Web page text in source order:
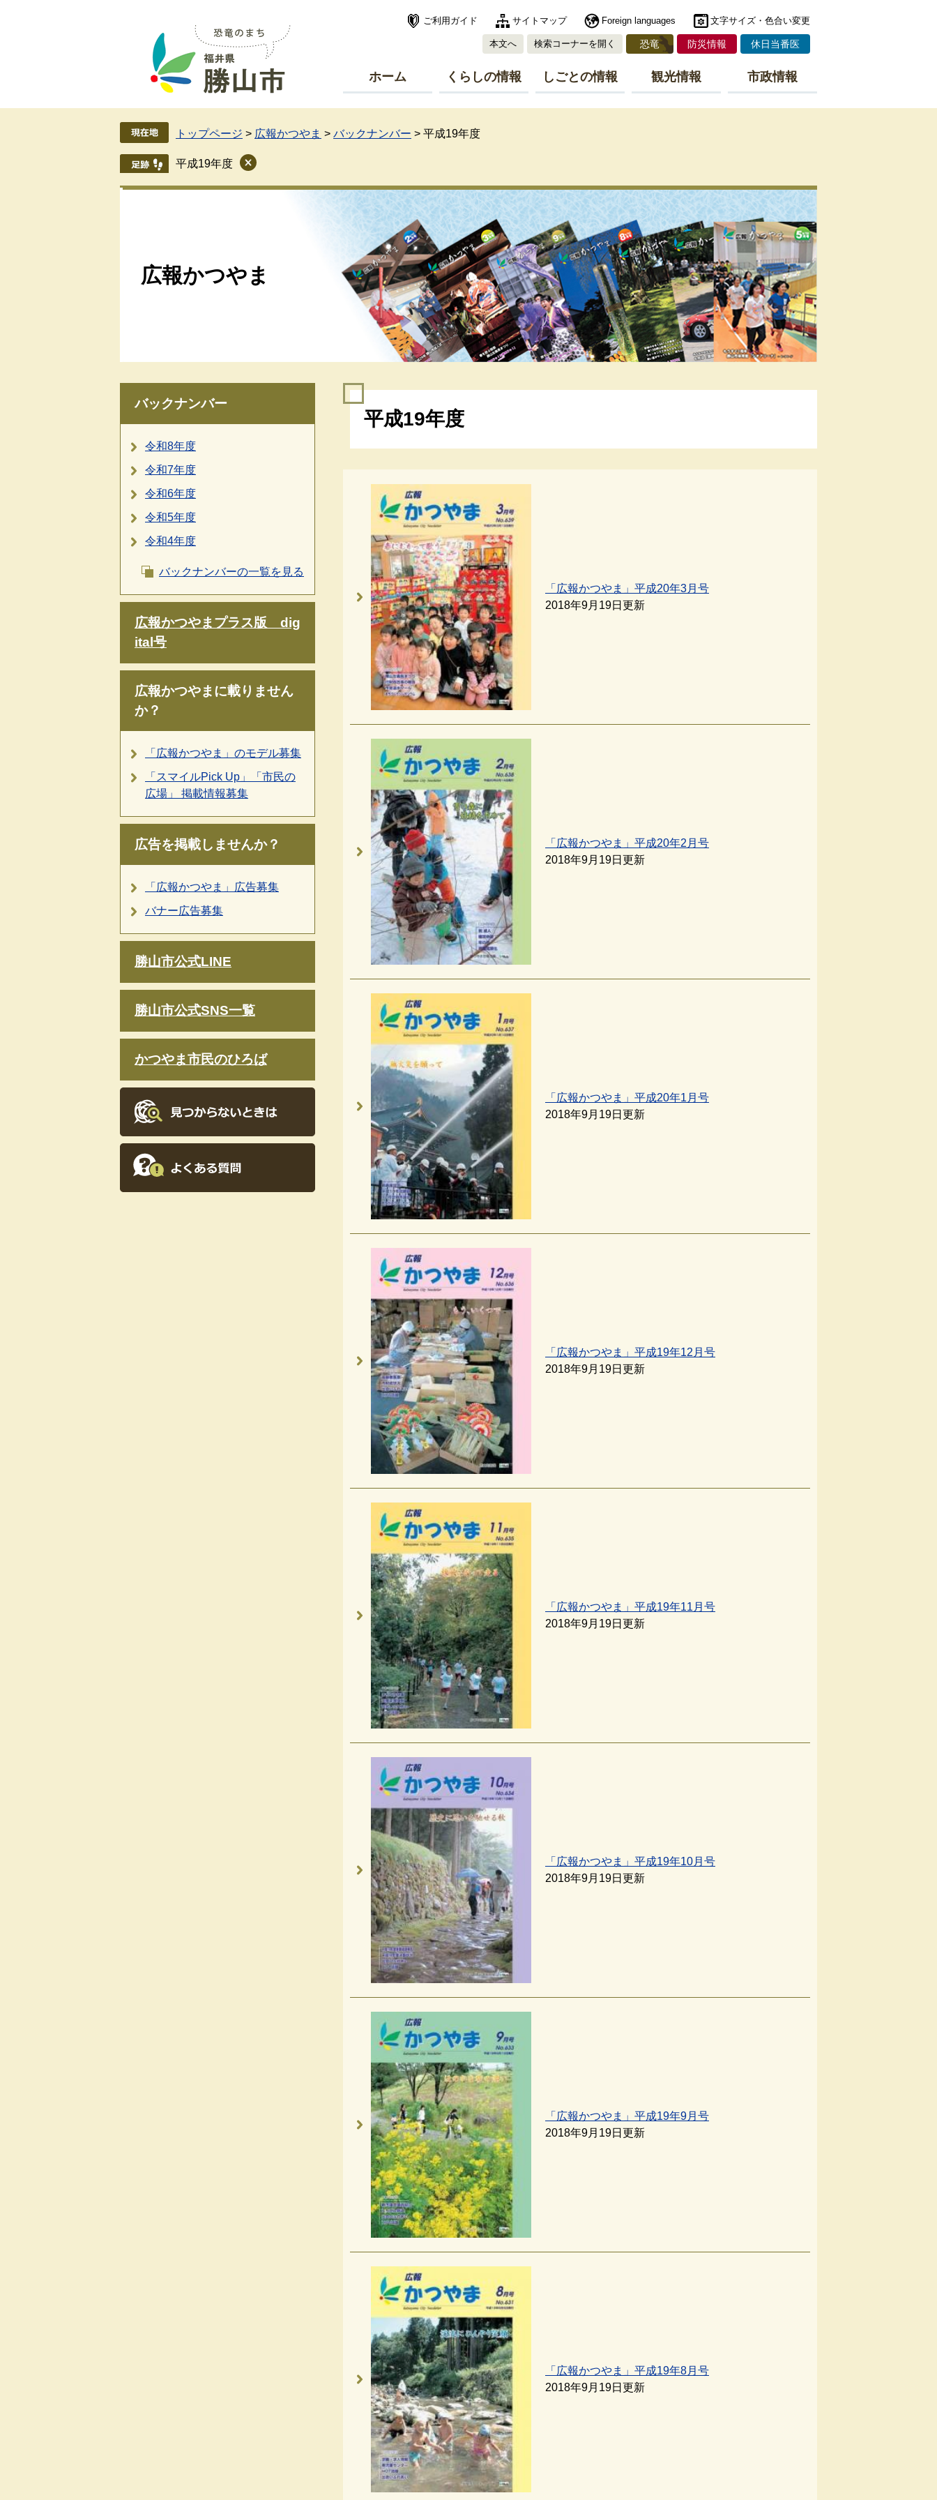
で
ば
ご利用ガイド サイトマップ Foreign languages 文字サイズ・色合い変更
本文へ 検索コーナーを開く 恐竜 防災情報 休日当番医
ホーム くらしの情報 しごとの情報 観光情報 市政情報
トップページ > 広報かつやま > バックナンバー > 平成19年度
平成19年度
広報かつやま
バックナンバー
令和8年度
令和7年度
令和6年度
令和5年度
令和4年度
バックナンバーの一覧を見る
広報かつやまプラス版 dig
ital号
広報かつやまに載りません
か？
「広報かつやま」のモデル募集
「スマイルPick Up」「市民の
広場」 掲載情報募集
広告を掲載しませんか？
「広報かつやま」広告募集
バナー広告募集
勝山市公式LINE
勝山市公式SNS一覧
かつやま市民のひろば
平成19年度
「広報かつやま」平成20年3月号
2018年9月19日更新
「広報かつやま」平成20年2月号
2018年9月19日更新
「広報かつやま」平成20年1月号
2018年9月19日更新
「広報かつやま」平成19年12月号
2018年9月19日更新
「広報かつやま」平成19年11月号
2018年9月19日更新
「広報かつやま」平成19年10月号
2018年9月19日更新
「広報かつやま」平成19年9月号
2018年9月19日更新
「広報かつやま」平成19年8月号
2018年9月19日更新